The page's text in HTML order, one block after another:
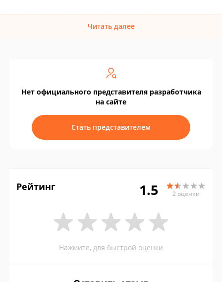
Читать далее
Нет официального представителя разработчика
на сайте
Стать представителем
Рейтинг 1.5 2 оценки
Нажмите, для быстрой оценки